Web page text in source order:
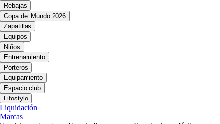
Rebajas
Copa del Mundo 2026
Zapatillas
Equipos
Niños
Entrenamiento
Porteros
Equipamiento
Espacio club
Lifestyle
Liquidación
Marcas